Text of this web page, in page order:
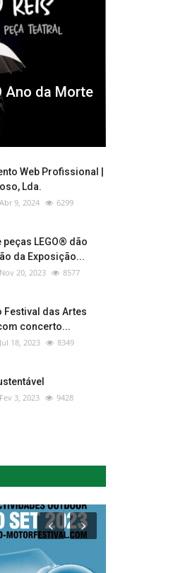
Ano da Morte
Web Profissional |
Lda.
Abr 9, 2024 6299
peças LEGO® dão
da Exposição...
Nov 20, 2023 8577
Festival das Artes
concerto...
Jul 18, 2023 8349
Fev 3, 2023 9428